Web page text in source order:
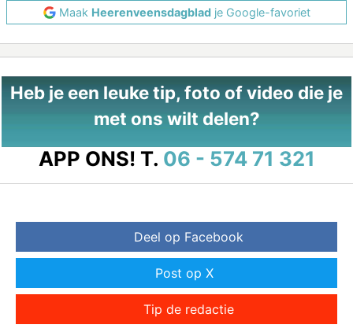
Maak Heerenveensdagbladje Google-favoriet
Heb je een leuke tip, foto of video die je
met ons wilt delen?
APP ONS! T. 06 - 574 71 321
Deel op Facebook
Post op X
Tip de redactie